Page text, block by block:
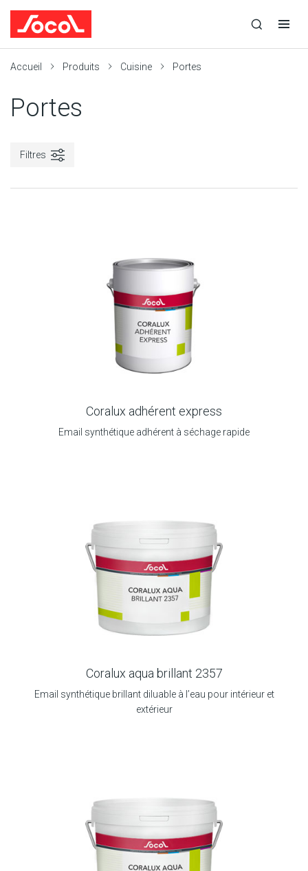
recherche
recherche
navigation
Accueil Produits Cuisine Portes
Portes
Filtres
Coralux adhérent express
Email synthétique adhérent à séchage rapide
Coralux aqua brillant 2357
Email synthétique brillant diluable à l’eau pour intérieur et
extérieur